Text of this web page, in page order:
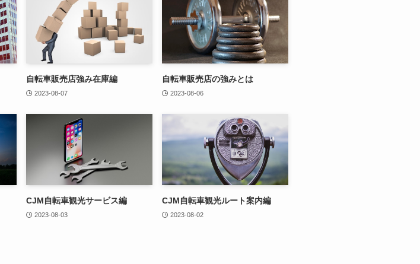
自転車販売店強み在庫編
2023-08-07
自転車販売店の強みとは
2023-08-06
CJM自転車観光サービス編
2023-08-03
CJM自転車観光ルート案内編
2023-08-02